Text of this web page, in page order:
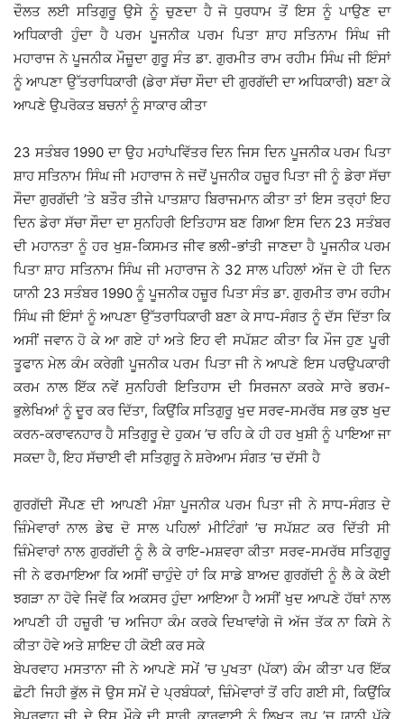
ਦੌਲਤ ਲਈ ਸਤਿਗੁਰੂ ਉਸੇ ਨੂੰ ਚੁਣਦਾ ਹੈ ਜੋ ਧੁਰਧਾਮ ਤੋਂ ਇਸ ਨੂੰ ਪਾਉਣ ਦਾ
ਅਧਿਕਾਰੀ ਹੁੰਦਾ ਹੈ ਪਰਮ ਪੂਜਨੀਕ ਪਰਮ ਪਿਤਾ ਸ਼ਾਹ ਸਤਿਨਾਮ ਸਿੰਘ ਜੀ
ਮਹਾਰਾਜ ਨੇ ਪੂਜਨੀਕ ਮੌਜ਼ੂਦਾ ਗੁਰੂ ਸੰਤ ਡਾ. ਗੁਰਮੀਤ ਰਾਮ ਰਹੀਮ ਸਿੰਘ ਜੀ ਇੰਸਾਂ
ਨੂੰ ਆਪਣਾ ਉੱਤਰਾਧਿਕਾਰੀ (ਡੇਰਾ ਸੱਚਾ ਸੌਦਾ ਦੀ ਗੁਰਗੱਦੀ ਦਾ ਅਧਿਕਾਰੀ) ਬਣਾ ਕੇ
ਆਪਣੇ ਉਪਰੋਕਤ ਬਚਨਾਂ ਨੂੰ ਸਾਕਾਰ ਕੀਤਾ
23 ਸਤੰਬਰ 1990 ਦਾ ਉਹ ਮਹਾਂਪਵਿੱਤਰ ਦਿਨ ਜਿਸ ਦਿਨ ਪੂਜਨੀਕ ਪਰਮ ਪਿਤਾ
ਸ਼ਾਹ ਸਤਿਨਾਮ ਸਿੰਘ ਜੀ ਮਹਾਰਾਜ ਨੇ ਜਦੋਂ ਪੂਜਨੀਕ ਹਜ਼ੂਰ ਪਿਤਾ ਜੀ ਨੂੰ ਡੇਰਾ ਸੱਚਾ
ਸੌਦਾ ਗੁਰਗੱਦੀ ’ਤੇ ਬਤੌਰ ਤੀਜੇ ਪਾਤਸ਼ਾਹ ਬਿਰਾਜਮਾਨ ਕੀਤਾ ਤਾਂ ਇਸ ਤਰ੍ਹਾਂ ਇਹ
ਦਿਨ ਡੇਰਾ ਸੱਚਾ ਸੌਦਾ ਦਾ ਸੁਨਹਿਰੀ ਇਤਿਹਾਸ ਬਣ ਗਿਆ ਇਸ ਦਿਨ 23 ਸਤੰਬਰ
ਦੀ ਮਹਾਨਤਾ ਨੂੰ ਹਰ ਖੁਸ਼-ਕਿਸਮਤ ਜੀਵ ਭਲੀ-ਭਾਂਤੀ ਜਾਣਦਾ ਹੈ ਪੂਜਨੀਕ ਪਰਮ
ਪਿਤਾ ਸ਼ਾਹ ਸਤਿਨਾਮ ਸਿੰਘ ਜੀ ਮਹਾਰਾਜ ਨੇ 32 ਸਾਲ ਪਹਿਲਾਂ ਅੱਜ ਦੇ ਹੀ ਦਿਨ
ਯਾਨੀ 23 ਸਤੰਬਰ 1990 ਨੂੰ ਪੂਜਨੀਕ ਹਜ਼ੂਰ ਪਿਤਾ ਸੰਤ ਡਾ. ਗੁਰਮੀਤ ਰਾਮ ਰਹੀਮ
ਸਿੰਘ ਜੀ ਇੰਸਾਂ ਨੂੰ ਆਪਣਾ ਉੱਤਰਾਧਿਕਾਰੀ ਬਣਾ ਕੇ ਸਾਧ-ਸੰਗਤ ਨੂੰ ਦੱਸ ਦਿੱਤਾ ਕਿ
ਅਸੀਂ ਜਵਾਨ ਹੋ ਕੇ ਆ ਗਏ ਹਾਂ ਅਤੇ ਇਹ ਵੀ ਸਪੱਸ਼ਟ ਕੀਤਾ ਕਿ ਮੌਜ ਹੁਣ ਪੂਰੀ
ਤੂਫਾਨ ਮੇਲ ਕੰਮ ਕਰੇਗੀ ਪੂਜਨੀਕ ਪਰਮ ਪਿਤਾ ਜੀ ਨੇ ਆਪਣੇ ਇਸ ਪਰਉਪਕਾਰੀ
ਕਰਮ ਨਾਲ ਇੱਕ ਨਵੇਂ ਸੁਨਹਿਰੀ ਇਤਿਹਾਸ ਦੀ ਸਿਰਜਨਾ ਕਰਕੇ ਸਾਰੇ ਭਰਮ-
ਭੁਲੇਖਿਆਂ ਨੂੰ ਦੂਰ ਕਰ ਦਿੱਤਾ, ਕਿਉਂਕਿ ਸਤਿਗੁਰੂ ਖੁਦ ਸਰਵ-ਸਮਰੱਥ ਸਭ ਕੁਝ ਖੁਦ
ਕਰਨ-ਕਰਾਵਨਹਾਰ ਹੈ ਸਤਿਗੁਰੂ ਦੇ ਹੁਕਮ ’ਚ ਰਹਿ ਕੇ ਹੀ ਹਰ ਖੁਸ਼ੀ ਨੂੰ ਪਾਇਆ ਜਾ
ਸਕਦਾ ਹੈ, ਇਹ ਸੱਚਾਈ ਵੀ ਸਤਿਗੁਰੂ ਨੇ ਸ਼ਰੇਆਮ ਸੰਗਤ ’ਚ ਦੱਸੀ ਹੈ
ਗੁਰਗੱਦੀ ਸੌਂਪਣ ਦੀ ਆਪਣੀ ਮੰਸ਼ਾ ਪੂਜਨੀਕ ਪਰਮ ਪਿਤਾ ਜੀ ਨੇ ਸਾਧ-ਸੰਗਤ ਦੇ
ਜ਼ਿੰਮੇਵਾਰਾਂ ਨਾਲ ਡੇਢ ਦੋ ਸਾਲ ਪਹਿਲਾਂ ਮੀਟਿੰਗਾਂ ’ਚ ਸਪੱਸ਼ਟ ਕਰ ਦਿੱਤੀ ਸੀ
ਜ਼ਿੰਮੇਵਾਰਾਂ ਨਾਲ ਗੁਰਗੱਦੀ ਨੂੰ ਲੈ ਕੇ ਰਾਇ-ਮਸ਼ਵਰਾ ਕੀਤਾ ਸਰਵ-ਸਮਰੱਥ ਸਤਿਗੁਰੂ
ਜੀ ਨੇ ਫਰਮਾਇਆ ਕਿ ਅਸੀਂ ਚਾਹੁੰਦੇ ਹਾਂ ਕਿ ਸਾਡੇ ਬਾਅਦ ਗੁਰਗੱਦੀ ਨੂੰ ਲੈ ਕੇ ਕੋਈ
ਝਗੜਾ ਨਾ ਹੋਵੇ ਜਿਵੇਂ ਕਿ ਅਕਸਰ ਹੁੰਦਾ ਆਇਆ ਹੈ ਅਸੀਂ ਖੁਦ ਆਪਣੇ ਹੱਥਾਂ ਨਾਲ
ਆਪਣੀ ਹੀ ਹਜ਼ੂਰੀ ’ਚ ਅਜਿਹਾ ਕੰਮ ਕਰਕੇ ਦਿਖਾਵਾਂਗੇ ਜੋ ਅੱਜ ਤੱਕ ਨਾ ਕਿਸੇ ਨੇ
ਕੀਤਾ ਹੋਵੇ ਅਤੇ ਸ਼ਾਇਦ ਹੀ ਕੋਈ ਕਰ ਸਕੇ
ਬੇਪਰਵਾਹ ਮਸਤਾਨਾ ਜੀ ਨੇ ਆਪਣੇ ਸਮੇਂ ’ਚ ਪੁਖਤਾ (ਪੱਕਾ) ਕੰਮ ਕੀਤਾ ਪਰ ਇੱਕ
ਛੋਟੀ ਜਿਹੀ ਭੁੱਲ ਜੋ ਉਸ ਸਮੇਂ ਦੇ ਪ੍ਰਬੰਧਕਾਂ, ਜ਼ਿੰਮੇਵਾਰਾਂ ਤੋਂ ਰਹਿ ਗਈ ਸੀ, ਕਿਉਂਕਿ